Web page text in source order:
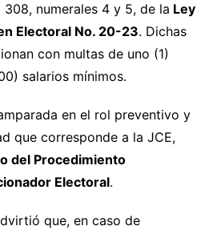
numerales 4 y 5, de la Ley
Electoral No. 20-23. Dichas
con multas de uno (1)
salarios mínimos.
en el rol preventivo y
que corresponde a la JCE,
del Procedimiento
Electoral.
que, en caso de